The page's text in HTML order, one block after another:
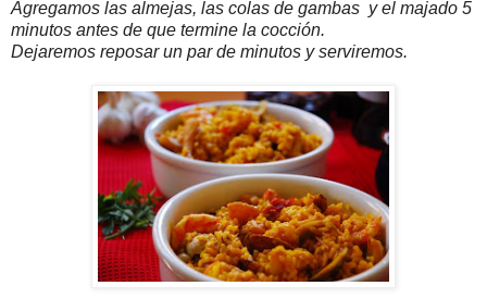
Agregamos las almejas, las colas de gambas y el majado 5
minutos antes de que termine la cocción.
Dejaremos reposar un par de minutos y serviremos.